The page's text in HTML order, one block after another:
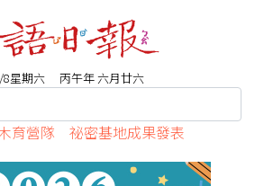
8星期六 丙午年 六月廿六
育營隊 祕密基地成果發表